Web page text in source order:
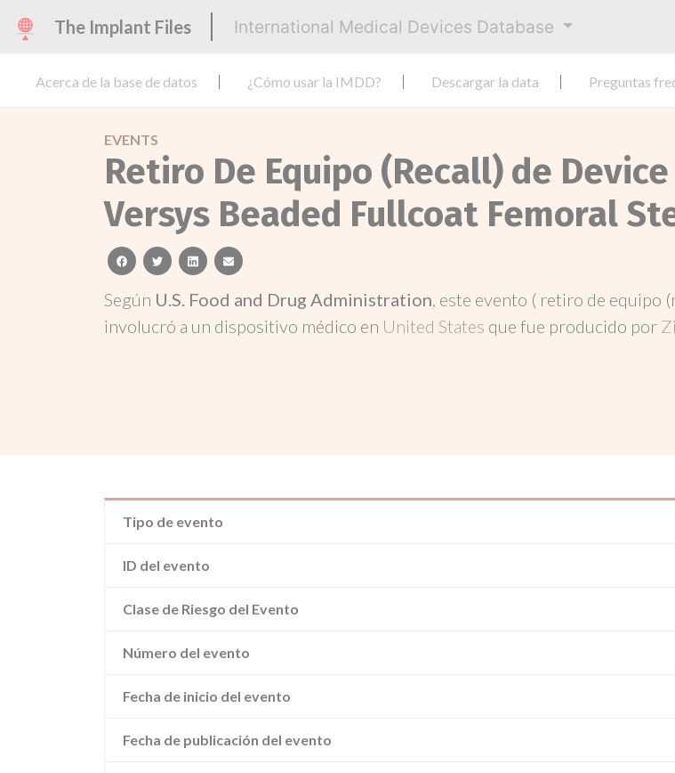
The Implant Files International Medical Devices Database
Acerca de la base de datos ¿Cómo usar la IMDD? Descargar la data Preguntas
EVENTS
Retiro De Equipo (Recall) de
Versys Beaded Fullcoat Femoral
facebooktwitterlinkedinemail
Según U.S. Food and Drug Administration, este evento ( retiro de equipo
involucró a un dispositivo médico en United States que fue producido por
Tipo de evento
ID del evento
Clase de Riesgo del Evento
Número del evento
Fecha de inicio del evento
Fecha de publicación del evento